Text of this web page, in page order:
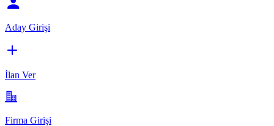
Aday Girişi
İlan Ver
Firma Girişi